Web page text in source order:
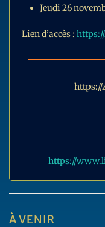
Jeudi 26
Lien d’accès :
https://
https://
À VENIR